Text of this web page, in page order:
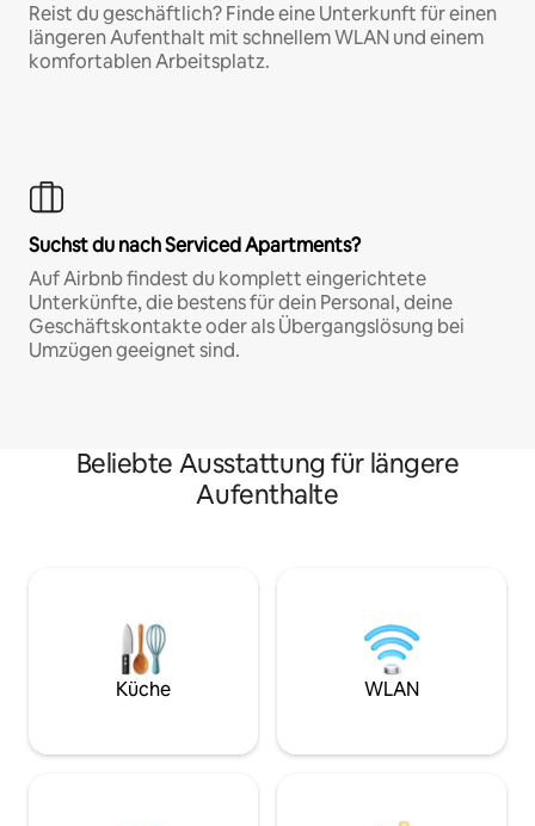
Reist du geschäftlich? Finde eine Unterkunft für einen
längeren Aufenthalt mit schnellem WLAN und einem
komfortablen Arbeitsplatz.
Suchst du nach Serviced Apartments?
Auf Airbnb findest du komplett eingerichtete
Unterkünfte, die bestens für dein Personal, deine
Geschäftskontakte oder als Übergangslösung bei
Umzügen geeignet sind.
Beliebte Ausstattung für längere
Aufenthalte
Küche WLAN